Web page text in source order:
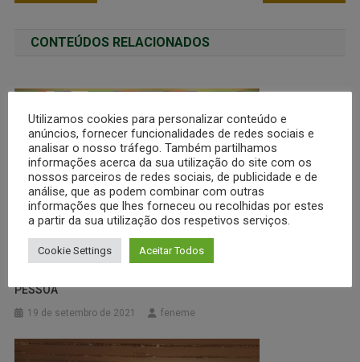
CONTEÚDOS RELACIONADOS
PESSOA
19 de setembro de 2021 feneme
Utilizamos cookies para personalizar conteúdo e
anúncios, fornecer funcionalidades de redes sociais e
analisar o nosso tráfego. Também partilhamos
informações acerca da sua utilização do site com os
nossos parceiros de redes sociais, de publicidade e de
análise, que as podem combinar com outras
informações que lhes forneceu ou recolhidas por estes
a partir da sua utilização dos respetivos serviços.
Cookie Settings Aceitar Todos